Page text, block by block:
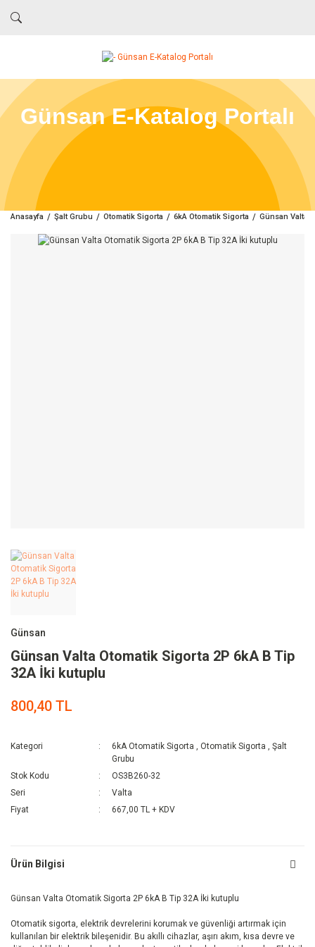
Günsan E-Katalog Portalı
Anasayfa Şalt Grubu Otomatik Sigorta 6kA Otomatik Sigorta Günsan Valta
Günsan
Günsan Valta Otomatik Sigorta 2P 6kA B Tip
32A İki kutuplu
800,40 TL
Kategori 6kA Otomatik Sigorta ,Otomatik Sigorta ,Şalt
Grubu
Stok Kodu
OS3B260-32
Seri
Valta
Fiyat
667,00 TL + KDV
Ürün Bilgisi
Günsan Valta Otomatik Sigorta 2P 6kA B Tip 32A İki kutuplu
Otomatik sigorta, elektrik devrelerini korumak ve güvenliği artırmak için
kullanılan bir elektrik bileşenidir. Bu akıllı cihazlar, aşırı akım, kısa devre ve